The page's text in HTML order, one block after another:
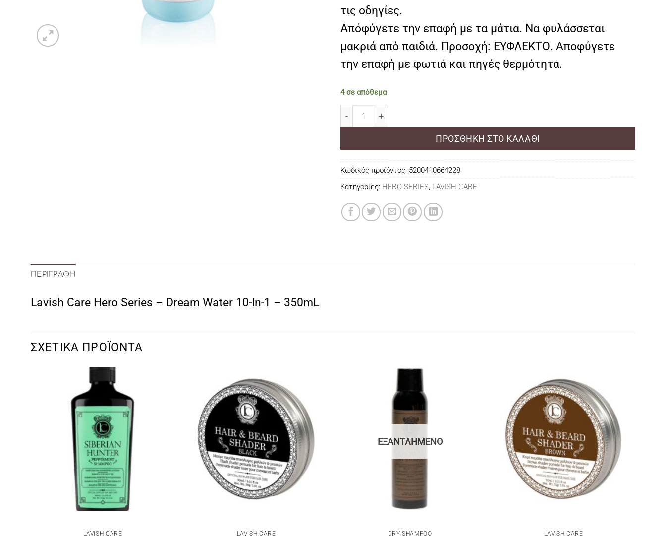
τις οδηγίες.
Απόφύγετε την επαφή με τα μάτια. Να φυλάσσεται
μακριά από παιδιά. Προσοχή: ΕΥΦΛΕΚΤΟ. Αποφύγετε
την επαφή με φωτιά και πηγές θερμότητα.
4 σε απόθεμα
ΠΡΟΣΘΉΚΗ ΣΤΟ ΚΑΛΆΘΙ
Κωδικός προϊόντος: 5200410664228
Κατηγορίες: HERO SERIES, LAVISH CARE
ΠΕΡΙΓΡΑΦΉ
Lavish Care Hero Series – Dream Water 10-In-1 – 350mL
ΣΧΕΤΙΚΆ ΠΡΟΪΌΝΤΑ
LAVISH CARE LAVISH CARE
ΕΞΑΝΤΛΗΜΈΝΟ
DRY SHAMPOO LAVISH CARE